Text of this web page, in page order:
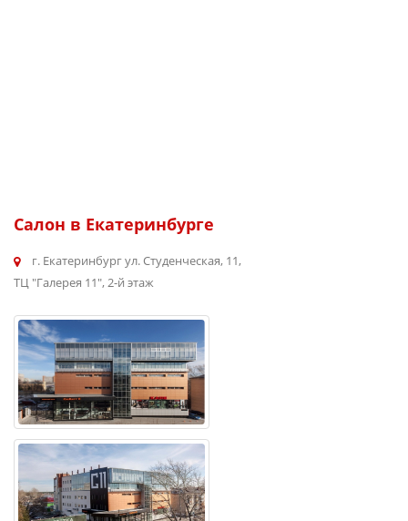
Салон в Екатеринбурге
г. Екатеринбург ул. Студенческая, 11,
ТЦ "Галерея 11", 2-й этаж